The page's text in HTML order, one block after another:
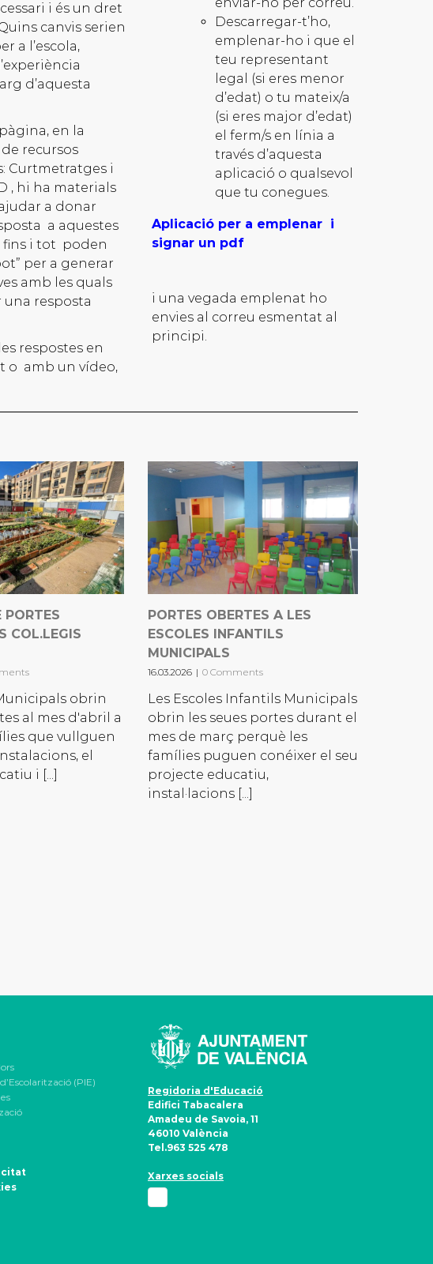
i és un dret
canvis serien
a l’escola,
d’aquesta
en la
recursos
Curtmetratges i
, hi ha materials
a donar
a aquestes
fins i tot poden
per a generar
amb les quals
resposta
respostes en
o amb un vídeo,
Descarregar-t’ho,
emplenar-ho i que el
teu representant
legal (si eres menor
d’edat) o tu mateix/a
(si eres major d’edat)
el ferm/s en línia a
través d’aquesta
aplicació o qualsevol
que tu conegues.
Aplicació per a emplenar i
signar un pdf
i una vegada emplenat ho
envies al correu esmentat al
principi.
PORTES
COL.LEGIS
obrin
al mes d'abril a
que vullguen
el
i [...]
PORTES OBERTES A LES
ESCOLES INFANTILS
MUNICIPALS
16.03.2026 | 0 Comments
Les Escoles Infantils Municipals
obrin les seues portes durant el
mes de març perquè les
famílies puguen conéixer el seu
projecte educatiu,
instal·lacions [...]
(PIE)
Regidoria d'Educació
Edifici Tabacalera
Amadeu de Savoia, 11
46010 València
Tel.963 525 478
Xarxes socials